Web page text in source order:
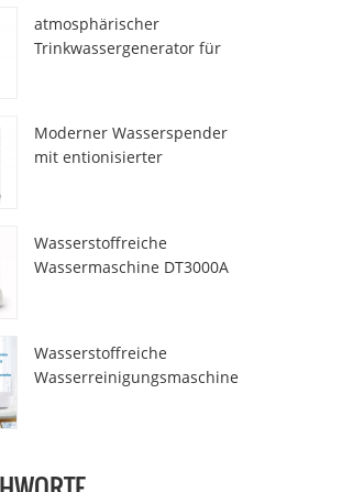
atmosphärischer
Trinkwassergenerator für
Moderner Wasserspender
mit entionisierter
Wasserstoffreiche
Wassermaschine DT3000A
Wasserstoffreiche
Wasserreinigungsmaschine